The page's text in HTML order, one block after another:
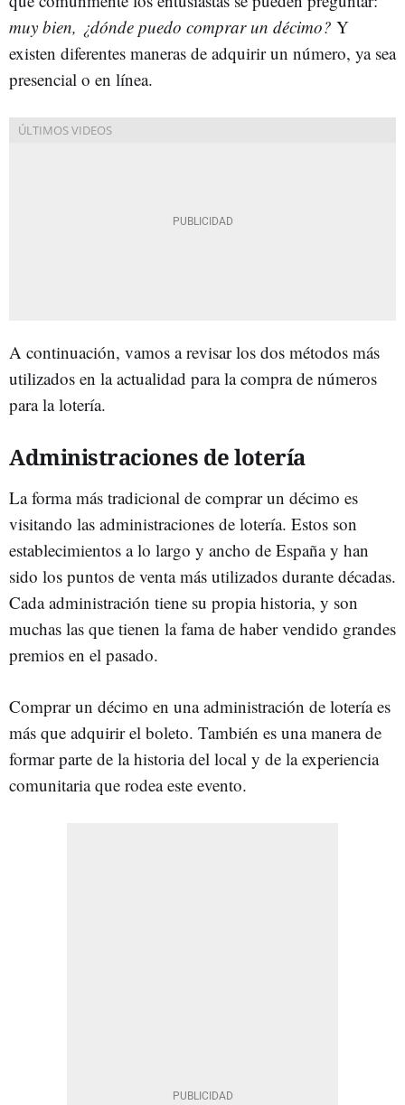
muy bien, ¿dónde puedo comprar un décimo? Y
existen diferentes maneras de adquirir un número, ya sea
presencial o en línea.
A continuación, vamos a revisar los dos métodos más
utilizados en la actualidad para la compra de números
para la lotería.
Administraciones de lotería
La forma más tradicional de comprar un décimo es
visitando las administraciones de lotería. Estos son
establecimientos a lo largo y ancho de España y han
sido los puntos de venta más utilizados durante décadas.
Cada administración tiene su propia historia, y son
muchas las que tienen la fama de haber vendido grandes
premios en el pasado.
Comprar un décimo en una administración de lotería es
más que adquirir el boleto. También es una manera de
formar parte de la historia del local y de la experiencia
comunitaria que rodea este evento.